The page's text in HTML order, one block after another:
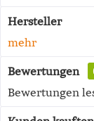
Hersteller
mehr
Bewertungen
Bewertungen